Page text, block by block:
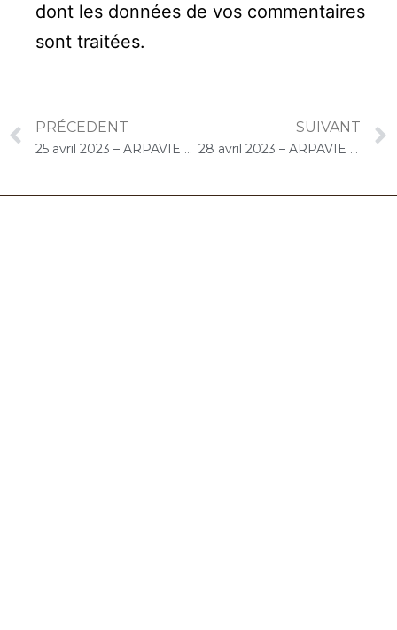
dont les données de vos commentaires
sont traitées.
PRÉCEDENT
25 avril 2023 – ARPAVIE Jean Rostand (Athis-Mons) : Concert « Choco-Cello Solo »
SUIVANT
28 avril 2023 – ARPAVIE Jean Rostand (Athis-Mons) : Concert « Choco-Cello Solo »